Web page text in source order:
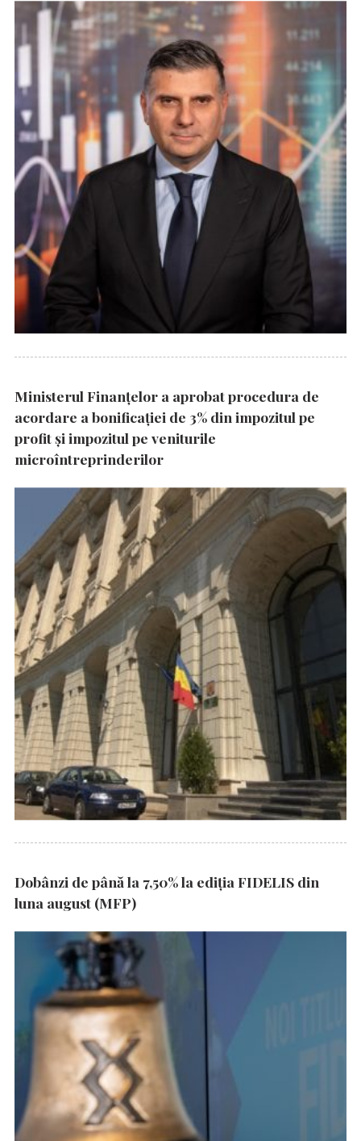
Ministerul Finanțelor a aprobat procedura de
acordare a bonificației de 3% din impozitul pe
profit și impozitul pe veniturile
microîntreprinderilor
Dobânzi de până la 7,50% la ediția FIDELIS din
luna august (MFP)